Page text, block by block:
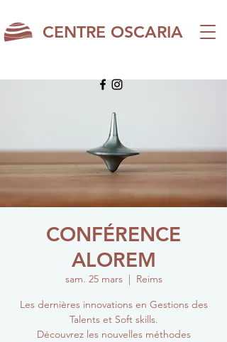
CENTRE OSCARIA
CONFÉRENCE
ALOREM
sam. 25 mars
  |
Reims
Les dernières innovations en Gestions des
Talents et Soft skills.
Découvrez les nouvelles méthodes